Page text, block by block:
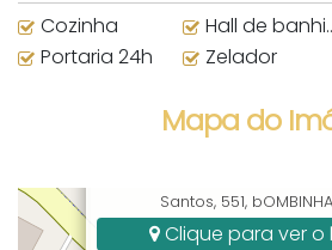
Cozinha Hall de banhistas
Portaria 24h
Zelador
Mapa do
Santos, 551,
Clique para ver o